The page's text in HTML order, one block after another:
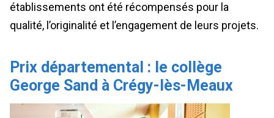
établissements ont été récompensés pour la
qualité, l’originalité et l’engagement de leurs projets.
Prix départemental : le collège
George Sand à Crégy-lès-Meaux